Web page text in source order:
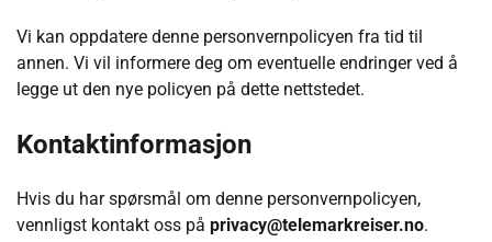
Vi kan oppdatere denne personvernpolicyen fra tid til
annen. Vi vil informere deg om eventuelle endringer ved å
legge ut den nye policyen på dette nettstedet.
Kontaktinformasjon
Hvis du har spørsmål om denne personvernpolicyen,
vennligst kontakt oss på privacy@telemarkreiser.no.